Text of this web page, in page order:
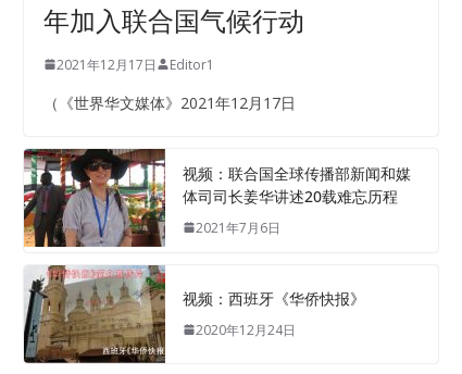
年加入联合国气候行动
2021年12月17日 Editor1
（《世界华文媒体》2021年12月17日
视频：联合国全球传播部新闻和媒
体司司长姜华讲述20载难忘历程
2021年7月6日
视频：西班牙《华侨快报》
2020年12月24日